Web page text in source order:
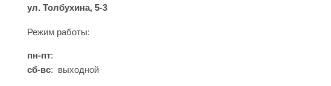
ул. Толбухина, 5-3
Режим работы:
пн-пт:
сб-вс: выходной